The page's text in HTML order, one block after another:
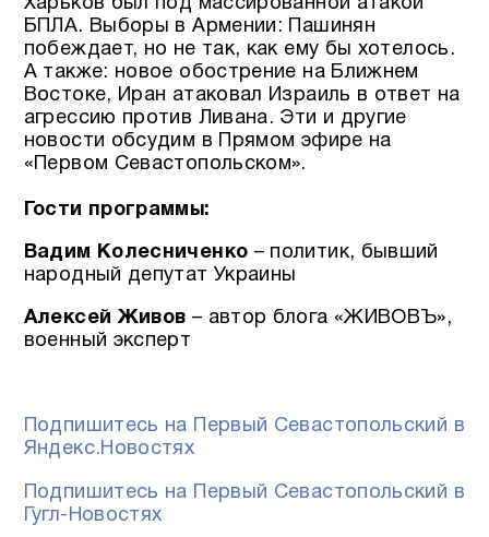
БПЛА. Выборы в Армении: Пашинян
побеждает, но не так, как ему бы хотелось.
А также: новое обострение на Ближнем
Востоке, Иран атаковал Израиль в ответ на
агрессию против Ливана. Эти и другие
новости обсудим в Прямом эфире на
«Первом Севастопольском».
Гости программы:
Вадим Колесниченко – политик, бывший
народный депутат Украины
Алексей Живов – автор блога «ЖИВОВЪ»,
военный эксперт
Подпишитесь на Первый Севастопольский в
Яндекс.Новостях
Подпишитесь на Первый Севастопольский в
Гугл-Новостях